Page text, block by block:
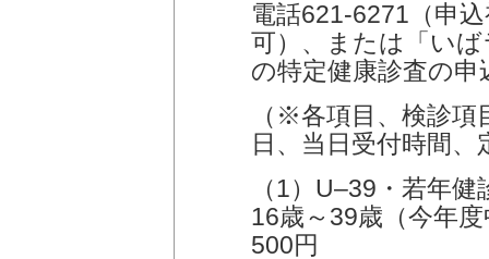
電話621-6271（申
可）、または「い
の特定健康診査の
（※各項目、検診項
日、当日受付時間
（1）U‒39・若年健
16歳～39歳（今年
500円